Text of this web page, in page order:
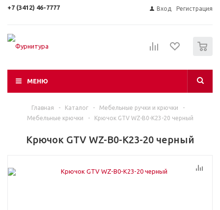
+7 (3412) 46-7777 Вход Регистрация
МЕНЮ
Главная - Каталог - Мебельные ручки и крючки
-
Мебельные крючки
- Крючок GTV WZ-B0-K23-20 черный
Крючок GTV WZ-B0-K23-20 черный